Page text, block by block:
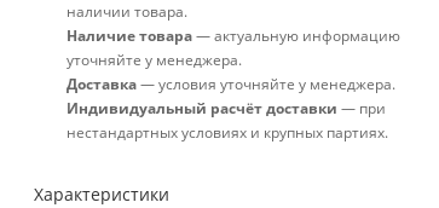
наличии товара.
Наличие товара— актуальную информацию
уточняйте у менеджера.
Доставка— условия уточняйте у менеджера.
Индивидуальный расчёт доставки — при
нестандартных условиях и крупных партиях.
Характеристики